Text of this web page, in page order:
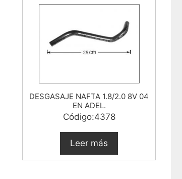
DESGASAJE NAFTA 1.8/2.0 8V 04
EN ADEL.
Código:4378
Leer más